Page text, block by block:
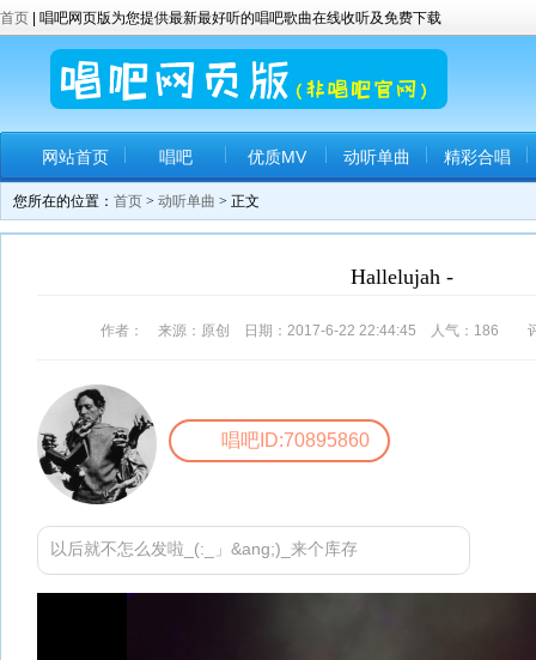
首页 | 唱吧网页版为您提供最新最好听的唱吧歌曲在线收听及免费下载
网站首页 唱吧 优质MV 动听单曲 精彩合唱
您所在的位置： 首页 > 动听单曲 > 正文
Hallelujah -
作者： 来源：原创 日期：2017-6-22 22:44:45 人气： 186 评
唱吧ID:70895860
以后就不怎么发啦_(:_」&ang;)_来个库存